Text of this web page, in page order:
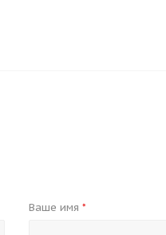
Ваше имя *